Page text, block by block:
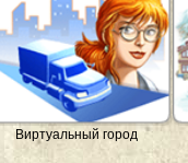
Виртуальный город